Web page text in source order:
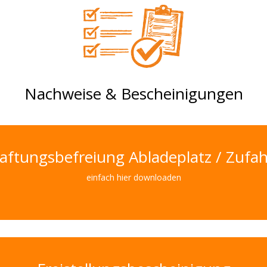
Nachweise & Bescheinigungen
Abladeplatz /
einfach hier downloaden